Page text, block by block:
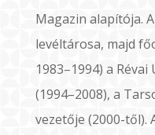
Magazin alapítója.
levéltárosa, majd
1983–1994) a
(1994–2008), a
vezetője (2000-től).